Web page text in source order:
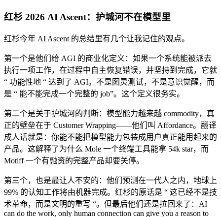
红杉 2026 AI Ascent：护城河不在模型里
红杉今年 AI Ascent 的总结里有几个让我记住的观点。
第一个是他们给 AGI 的商业化定义：如果一个系统能被派去
执行一项工作，在过程中自主恢复错误，并坚持到完成，它就
“ 功能性地 “ 达到了 AGI。不是图灵测试，不是意识觉醒，而
是 “ 能不能完成一个完整的 job”。这个定义很务实。
第二个是关于护城河的判断：模型能力越来越 commodity，真
正的壁垒在于 Customer Wrapping——他们叫 Affordance。翻译
成人话就是：你能不能把模型能力包装成用户真正能用起来的
产品。这解释了为什么 Mole 一个终端工具能拿 54k star，而
Motiff 一个有融资的完整产品却要关停。
第三个，也是最让人不安的：他们预测在一代人之内，地球上
99% 的认知工作将由机器完成。红杉的原话是 “ 这已经不是技
术革命，而是文明的重写 “。但最后他们还是拉回来了：AI
can do the work, only human connection can give you a reason to